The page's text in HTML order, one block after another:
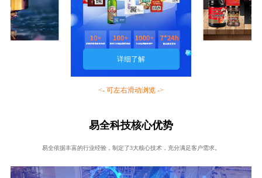
详细了解
<- 可左右滑动浏览 ->
易全科技核心优势
易全依据丰富的行业经验，制定了3大核心技术，充分满足客户需求。